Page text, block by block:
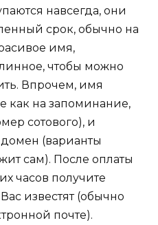
навсегда, они
срок, обычно на
имя,
чтобы можно
Впрочем, имя
как на запоминание,
сотового), и
(варианты
сам). После оплаты
часов получите
известят (обычно
почте).